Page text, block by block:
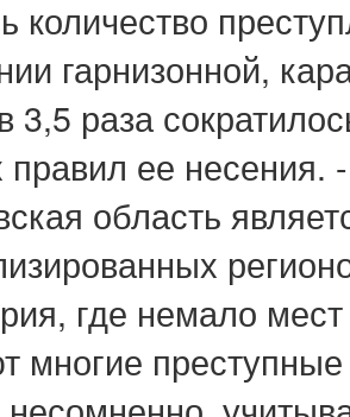
количество
гарнизонной,
3,5 раза
правил ее несения.
область
где немало
многие